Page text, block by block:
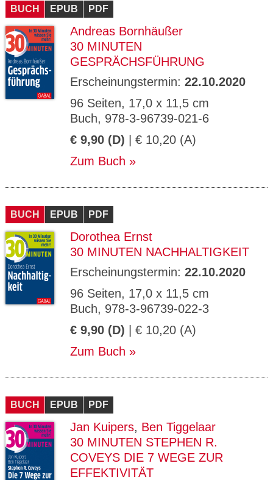
BUCH EPUB PDF
Andreas Bornhäußer
30 MINUTEN
GESPRÄCHSFÜHRUNG
Erscheinungstermin: 22.10.2020
96 Seiten, 17,0 x 11,5 cm
Buch, 978-3-96739-021-6
€ 9,90 (D) | € 10,20 (A)
Zum Buch
BUCH EPUB PDF
Dorothea Ernst
30 MINUTEN NACHHALTIGKEIT
Erscheinungstermin: 22.10.2020
96 Seiten, 17,0 x 11,5 cm
Buch, 978-3-96739-022-3
€ 9,90 (D) | € 10,20 (A)
Zum Buch
BUCH EPUB PDF
Jan Kuipers, Ben Tiggelaar
30 MINUTEN STEPHEN R.
COVEYS DIE 7 WEGE ZUR
EFFEKTIVITÄT